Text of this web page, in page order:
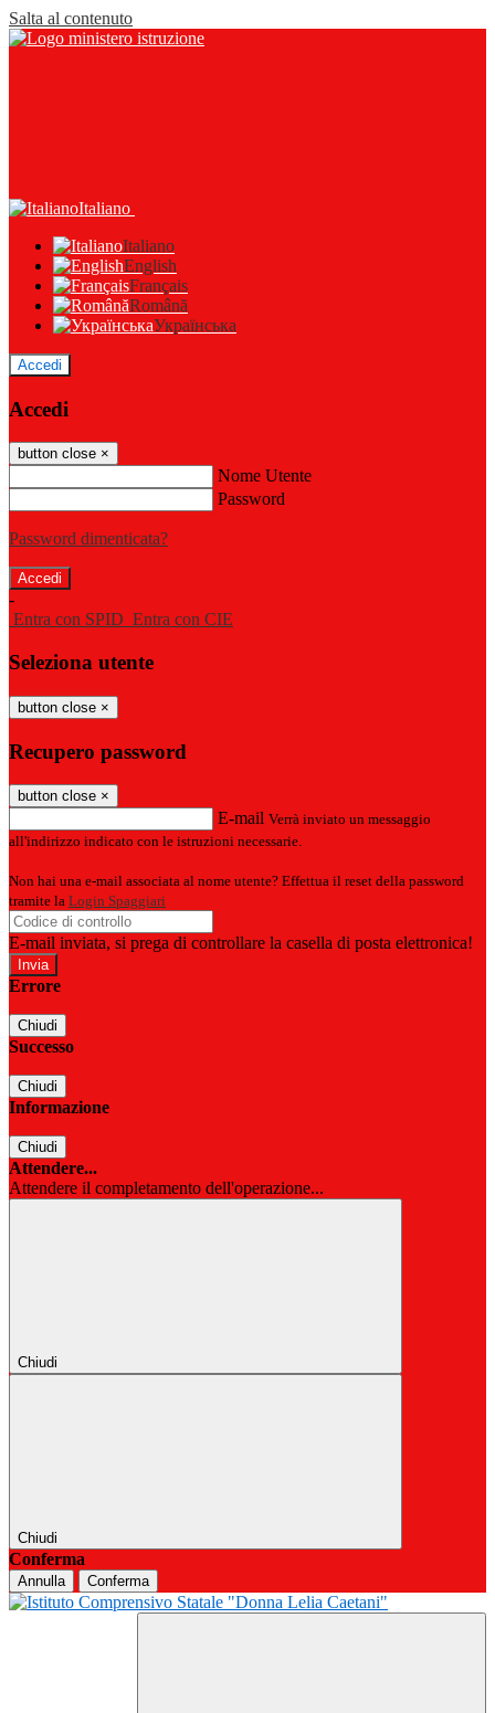
Salta al contenuto
Italiano
Italiano
English
Français
Română
Українська
Accedi
Accedi
button close ×
Nome Utente
Password
Password dimenticata?
-
Entra con SPID Entra con CIE
Seleziona utente
button close ×
Recupero password
button close ×
E-mail Verrà inviato un messaggio
all'indirizzo indicato con le istruzioni necessarie.
Non hai una e-mail associata al nome utente? Effettua il reset della password
tramite la Login Spaggiari
E-mail inviata, si prega di controllare la casella di posta elettronica!
Errore
Chiudi
Successo
Chiudi
Informazione
Chiudi
Attendere...
Attendere il completamento dell'operazione...
Chiudi
Chiudi
Conferma
Annulla Conferma